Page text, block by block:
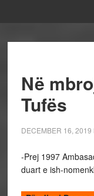
Në
Tufës
DECEMBER 16, 2019
-Prej 1997
duart e ish-